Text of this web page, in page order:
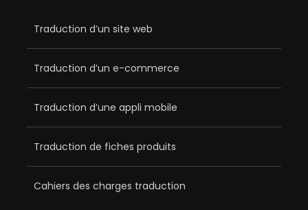
Traduction d’un site web
Traduction d’un e-commerce
Traduction d’une appli mobile
Traduction de fiches produits
Cahiers des charges traduction